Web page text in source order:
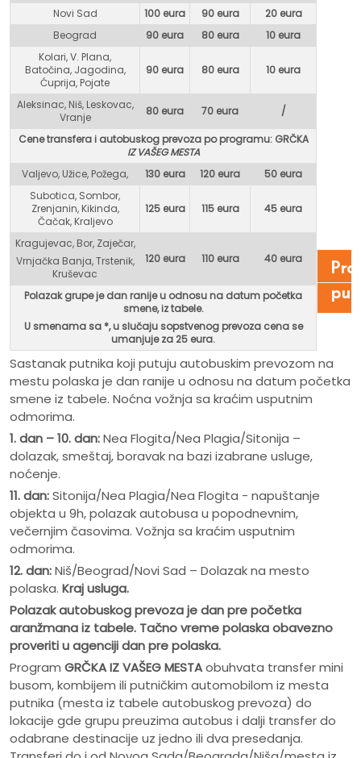
Novi Sad 100 eura 90 eura
20 eura
Beograd
90 eura 80 eura
10 eura
Kolari, V. Plana,
Batočina, Jagodina,
Ćuprija, Pojate
90 eura 80 eura 10 eura
Aleksinac, Niš, Leskovac,
Vranje
80 eura 70 eura /
Cene transfera i autobuskog prevoza po programu: GRČKA
IZ VAŠEG MESTA
Valjevo, Užice, Požega,
130 eura 120 eura
50 eura
Subotica, Sombor,
Zrenjanin, Kikinda,
Čačak, Kraljevo
125 eura 115 eura 45 eura
Kragujevac, Bor, Zaječar,
Vrnjačka Banja, Trstenik,
Kruševac
120 eura 110 eura 40 eura
Polazak grupe je dan ranije u odnosu na datum početka
smene, iz tabele.
U smenama sa *, uslučaju sopstvenog prevoza cena se
umanjuje za 25 eura.
Sastanak putnika koji putuju autobuskim prevozom na
mestu polaska je dan ranije u odnosu na datum početka
smene iz tabele. Noćna vožnja sa kraćim usputnim
odmorima.
1. dan – 10. dan:Nea Flogita/Nea Plagia/Sitonija –
dolazak, smeštaj, boravak na bazi izabrane usluge,
noćenje.
11. dan:Sitonija/Nea Plagia/Nea Flogita - napuštanje
objekta u 9h, polazak autobusa u popodnevnim,
večernjim časovima. Vožnja sa kraćim usputnim
odmorima.
12. dan:Niš/Beograd/Novi Sad – Dolazak na mesto
polaska. Kraj usluga.
Polazak autobuskog prevoza je dan pre početka
aranžmana iz tabele. Tačno vreme polaska obavezno
proveriti u agenciji dan pre polaska.
Program GRČKA IZ VAŠEG MESTAobuhvata transfer mini
busom, kombijem ili putničkim automobilom iz mesta
putnika (mesta iz tabele autobuskog prevoza) do
lokacije gde grupu preuzima autobus i dalji transfer do
odabrane destinacije uz jedno ili dva presedanja.